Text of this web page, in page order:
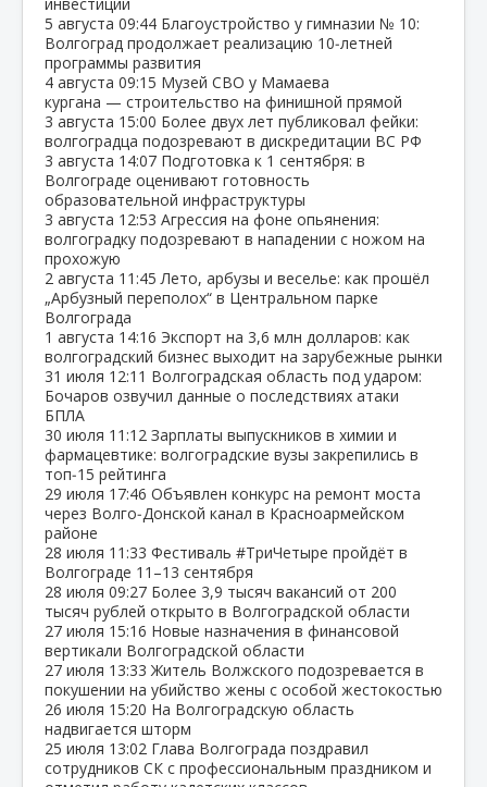
5 августа 09:44 Благоустройство у гимназии № 10:
Волгоград продолжает реализацию 10‑летней
программы развития
4 августа 09:15 Музей СВО у Мамаева
кургана — строительство на финишной прямой
3 августа 15:00 Более двух лет публиковал фейки:
волгоградца подозревают в дискредитации ВС РФ
3 августа 14:07 Подготовка к 1 сентября: в
Волгограде оценивают готовность
образовательной инфраструктуры
3 августа 12:53 Агрессия на фоне опьянения:
волгоградку подозревают в нападении с ножом на
прохожую
2 августа 11:45 Лето, арбузы и веселье: как прошёл
„Арбузный переполох“ в Центральном парке
Волгограда
1 августа 14:16 Экспорт на 3,6 млн долларов: как
волгоградский бизнес выходит на зарубежные рынки
31 июля 12:11 Волгоградская область под ударом:
Бочаров озвучил данные о последствиях атаки
БПЛА
30 июля 11:12 Зарплаты выпускников в химии и
фармацевтике: волгоградские вузы закрепились в
топ‑15 рейтинга
29 июля 17:46 Объявлен конкурс на ремонт моста
через Волго‑Донской канал в Красноармейском
районе
28 июля 11:33 Фестиваль #ТриЧетыре пройдёт в
Волгограде 11–13 сентября
28 июля 09:27 Более 3,9 тысяч вакансий от 200
тысяч рублей открыто в Волгоградской области
27 июля 15:16 Новые назначения в финансовой
вертикали Волгоградской области
27 июля 13:33 Житель Волжского подозревается в
покушении на убийство жены с особой жестокостью
26 июля 15:20 На Волгоградскую область
надвигается шторм
25 июля 13:02 Глава Волгограда поздравил
сотрудников СК с профессиональным праздником и